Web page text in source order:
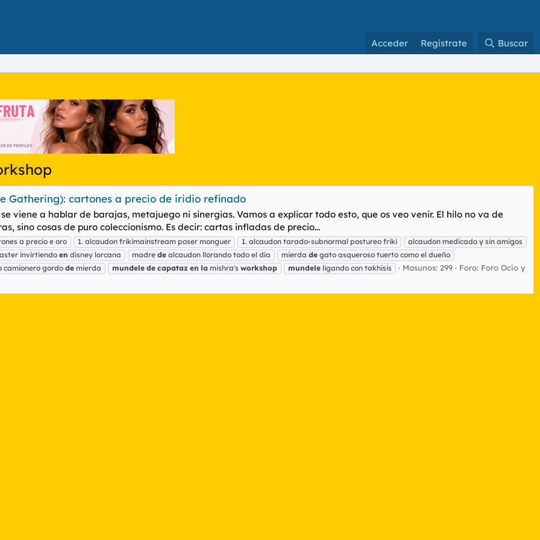
Acceder Regístrate Buscar
Gathering): cartones a precio de iridio refinado
viene a hablar de barajas, metajuego ni sinergias. Vamos a explicar todo esto, que os veo venir. El hilo no va de
sino cosas de puro coleccionismo. Es decir: cartas infladas de precio...
a precio e oro 1. alcaudon frikimainstream poser monguer 1. alcaudon tarado-subnormal postureo friki
alcaudon medicado y sin amigos
invirtiendo en disney lorcana madre de alcaudon llorando todo el día mierda de gato asqueroso tuerto como el dueño
camionero gordo de mierda mundele de capataz en la mishra's workshop mundele ligando con takhisis Masunos: 299 Foro: Foro Ocio y